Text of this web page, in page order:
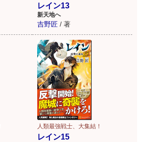
レイン13
新天地へ
吉野匠 / 著
人類最強戦士、大集結！
レイン15